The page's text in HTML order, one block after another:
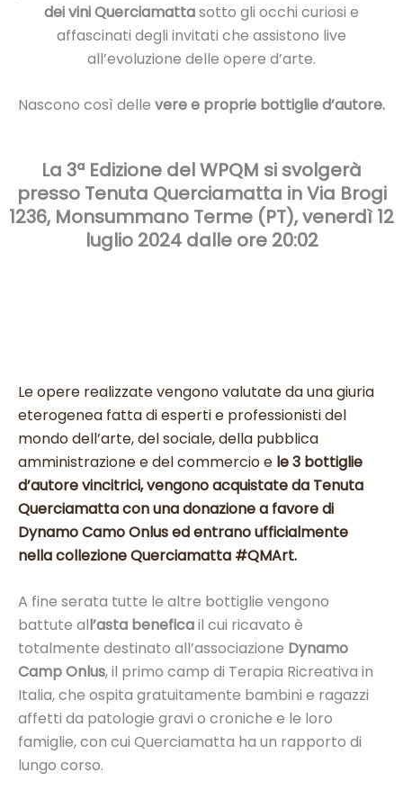
dei vini Querciamattasotto gli occhi curiosi e
affascinati degli invitati che assistono live
all’evoluzione delle opere d’arte.
Nascono così delle vere e proprie bottiglie d’autore.
La 3ª Edizione del WPQM si svolgerà
presso Tenuta Querciamatta in Via Brogi
1236, Monsummano Terme (PT), venerdì 12
luglio 2024 dalle ore 20:02
Le opere realizzate vengono valutate da una giuria
eterogenea fatta di esperti e professionisti del
mondo dell’arte, del sociale, della pubblica
amministrazione e del commercio e le 3 bottiglie
d’autore vincitrici, vengono acquistate da Tenuta
Querciamatta con una donazione a favore di
Dynamo Camo Onlus ed entrano ufficialmente
nella collezione Querciamatta #QMArt.
A fine serata tutte le altre bottiglie vengono
battute all’asta beneficail cui ricavato è
totalmente destinato all’associazione Dynamo
Camp Onlus, il primo camp di Terapia Ricreativa in
Italia, che ospita gratuitamente bambini e ragazzi
affetti da patologie gravi o croniche e le loro
famiglie, con cui Querciamatta ha un rapporto di
lungo corso.